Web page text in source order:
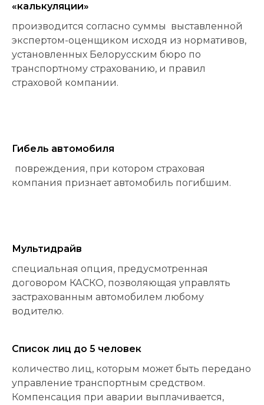
«калькуляции»
производится согласно суммы выставленной
экспертом-оценщиком исходя из нормативов,
установленных Белорусским бюро по
транспортному страхованию, и правил
страховой компании.
Гибель автомобиля
повреждения, при котором страховая
компания признает автомобиль погибшим.
Мультидрайв
специальная опция, предусмотренная
договором КАСКО, позволяющая управлять
застрахованным автомобилем любому
водителю.
Список лиц до 5 человек
количество лиц, которым может быть передано
управление транспортным средством.
Компенсация при аварии выплачивается,